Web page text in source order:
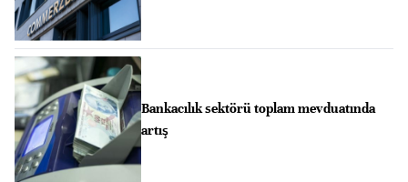
Bankacılık sektörü toplam mevduatında
artış